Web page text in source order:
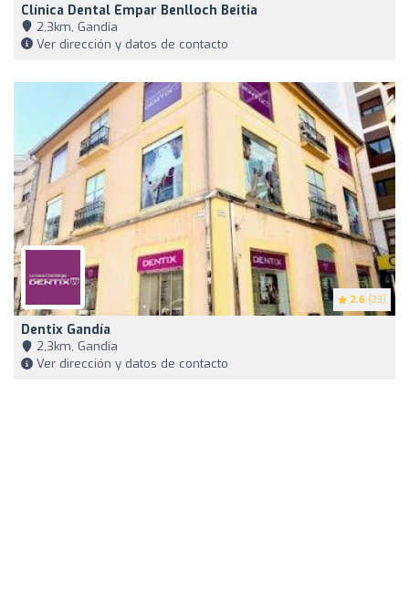
Clínica Dental Empar Benlloch Beitia
2,3km, Gandía
Ver dirección y datos de contacto
2.6 (23)
Dentix Gandía
2,3km, Gandía
Ver dirección y datos de contacto